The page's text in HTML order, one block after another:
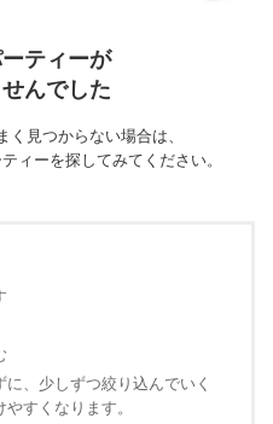
ティーが
んでした
見つからない場合は、
ィーを探してみてください。
、少しずつ絞り込んでいく
すくなります。